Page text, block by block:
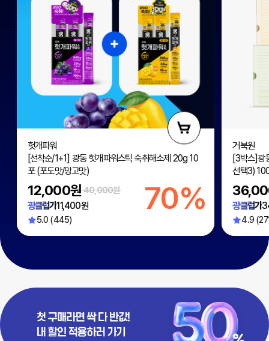
헛개파워
[선착순/1+1] 광동 헛개파워스틱 숙취해소제 20g 10
포 (포도맛/망고맛)
12,000원 40,000원
광클럽가11,400원 70%
5.0 (445)
거북원
[3박스]광
선택3)
광클럽가
4.9